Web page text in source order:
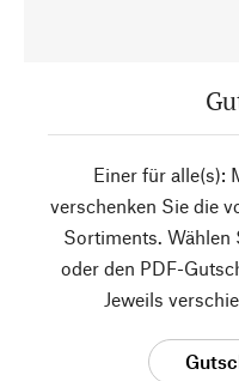
Einer für alle(s):
verschenken Sie die
Sortiments. Wählen
oder den PDF-
Jeweils